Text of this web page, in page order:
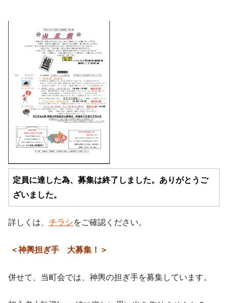
定員に達した為、募集は終了しました。ありがとうご
ざいました。
詳しくは、 チラシをご確認ください。
＜神輿担ぎ手 大募集！＞
併せて、当町会では、神輿の担ぎ手を募集しています。